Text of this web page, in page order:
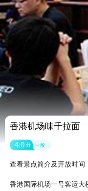
香港机场味千拉面
4.0 分 一般
查看景点简介及开放时间
香港国际机场一号客运